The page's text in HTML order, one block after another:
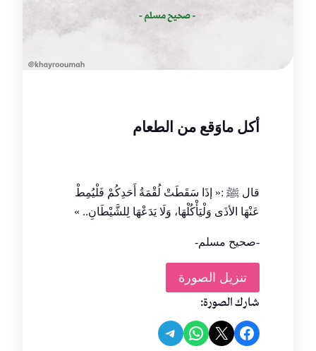
أكل ماوَقع من الطعام
قال ﷺ :« إذَا سَقَطَتْ لُقْمَةُ أَحَدِكُمْ فَلْيُمِطْ
عَنْهَا الأذَى وَلْيَأْكُلْهَا، وَلَا يَدَعْهَا لِلشَّيْطَانِ.. »
-صحيح مسلم-
تنزيل الصورة
شارك الصورة:
Share on Facebook
Share on X
Share on WhatsApp
Share on Telegram